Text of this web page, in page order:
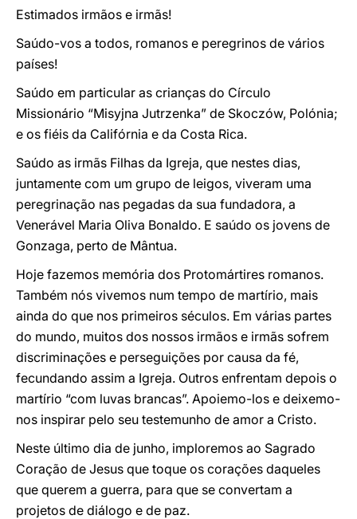
Estimados irmãos e irmãs!
Saúdo-vos a todos, romanos e peregrinos de vários
países!
Saúdo em particular as crianças do Círculo
Missionário “Misyjna Jutrzenka” de Skoczów, Polónia;
e os fiéis da Califórnia e da Costa Rica.
Saúdo as irmãs Filhas da Igreja, que nestes dias,
juntamente com um grupo de leigos, viveram uma
peregrinação nas pegadas da sua fundadora, a
Venerável Maria Oliva Bonaldo. E saúdo os jovens de
Gonzaga, perto de Mântua.
Hoje fazemos memória dos Protomártires romanos.
Também nós vivemos num tempo de martírio, mais
ainda do que nos primeiros séculos. Em várias partes
do mundo, muitos dos nossos irmãos e irmãs sofrem
discriminações e perseguições por causa da fé,
fecundando assim a Igreja. Outros enfrentam depois o
martírio “com luvas brancas”. Apoiemo-los e deixemo-
nos inspirar pelo seu testemunho de amor a Cristo.
Neste último dia de junho, imploremos ao Sagrado
Coração de Jesus que toque os corações daqueles
que querem a guerra, para que se convertam a
projetos de diálogo e de paz.